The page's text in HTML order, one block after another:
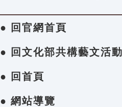
● 回官網首頁
● 回文化部共構藝文活
● 回首頁
● 網站導覽